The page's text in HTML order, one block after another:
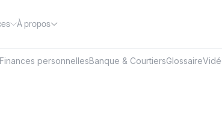
À propos
Finances personnellesBanque & CourtiersGlossaire